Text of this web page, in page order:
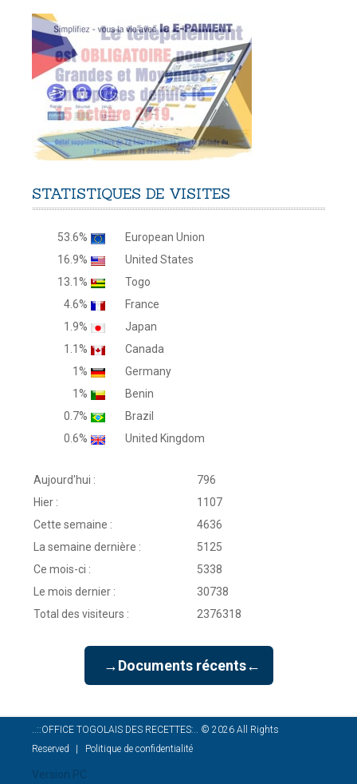
STATISTIQUES DE VISITES
53.6%
European Union
16.9%
United States
13.1%
Togo
4.6%
France
1.9%
Japan
1.1%
Canada
1%
Germany
1%
Benin
0.7%
Brazil
0.6%
United Kingdom
Aujourd'hui :
796
Hier :
1107
Cette semaine :
4636
La semaine dernière :
5125
Ce mois-ci :
5338
Le mois dernier :
30738
Total des visiteurs :
2376318
→Documents récents←
..::OFFICE TOGOLAIS DES RECETTES:.. © 2026 All Rights
Reserved
Politique de confidentialité
Version PC